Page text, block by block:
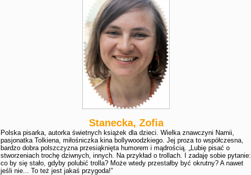
Stanecka, Zofia
Polska pisarka, autorka świetnych książek dla dzieci. Wielka znawczyni Narnii,
pasjonatka Tolkiena, miłośniczka kina bollywoodzkiego. Jej proza to współczesna,
bardzo dobra polszczyzna przesiąknięta humorem i mądrością. „Lubię pisać o
stworzeniach trochę dziwnych, innych. Na przykład o trollach. I zadaję sobie pytanie:
co by się stało, gdyby polubić trolla? Może wtedy przestałby być okrutny? A nawet
jeśli nie... To też jest jakaś przygoda!”